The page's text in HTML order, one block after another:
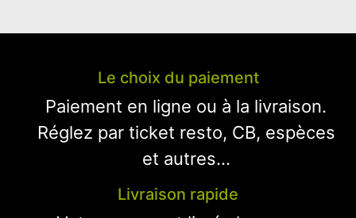
Le choix du paiement
Paiement en ligne ou à la livraison.
Réglez par ticket resto, CB, espèces
et autres...
Livraison rapide